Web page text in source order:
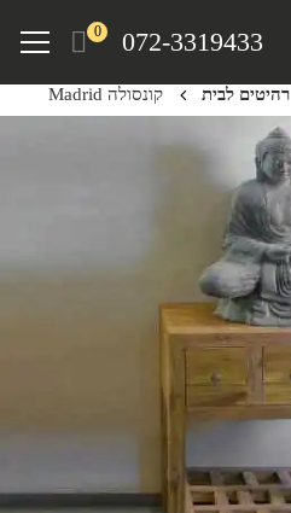
072-3319433
0
Menu
רהיטים לבית קונסולה Madrid